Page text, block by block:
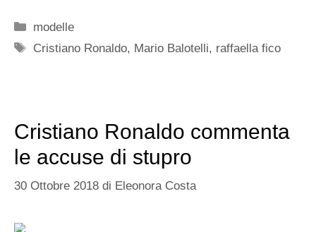
Categorie
modelle
Tag
Cristiano Ronaldo, Mario Balotelli, raffaella fico
Cristiano Ronaldo commenta
le accuse di stupro
30 Ottobre 2018 di Eleonora Costa